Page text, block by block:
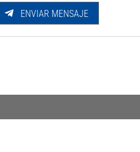
ENVIAR MENSAJE